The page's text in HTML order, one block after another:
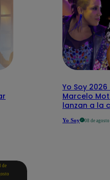
Yo Soy 2026
Marcelo
lanzan a la
Yo Soy 08 de
de